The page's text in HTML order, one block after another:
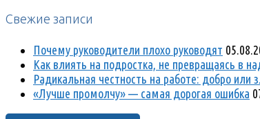
Свежие записи
Почему руководители плохо руководят
Как влиять на подростка, не превращаясь в
Радикальная честность на работе: добро или
«Лучше промолчу» — самая дорогая ошибка